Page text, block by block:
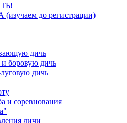
до регистрации)
дичь
боровую дичь
дичь
и соревнования
дичи